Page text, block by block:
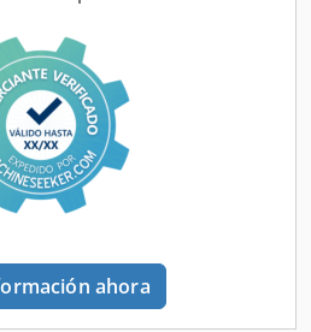
ahora